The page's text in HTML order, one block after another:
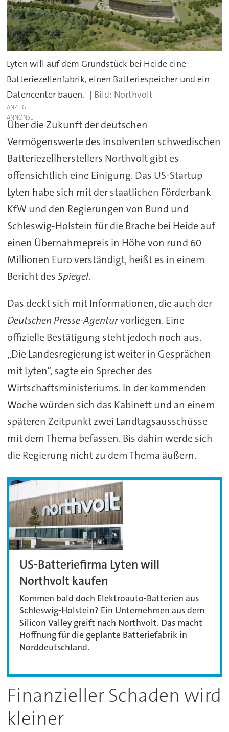
Lyten will auf dem Grundstück bei Heide eine
Batteriezellenfabrik, einen Batteriespeicher und ein
Datencenter bauen.
Northvolt
ANZEIGE
Über die Zukunft der deutschen
Vermögenswerte des insolventen schwedischen
Batteriezellherstellers Northvolt gibt es
offensichtlich eine Einigung. Das US-Startup
Lyten habe sich mit der staatlichen Förderbank
KfW und den Regierungen von Bund und
Schleswig-Holstein für die Brache bei Heide auf
einen Übernahmepreis in Höhe von rund 60
Millionen Euro verständigt, heißt es in einem
Bericht desSpiegel.
Das deckt sich mit Informationen, die auch der
Deutschen Presse-Agenturvorliegen. Eine
offizielle Bestätigung steht jedoch noch aus.
„Die Landesregierung ist weiter in Gesprächen
mit Lyten“, sagte ein Sprecher des
Wirtschaftsministeriums. In der kommenden
Woche würden sich das Kabinett und an einem
späteren Zeitpunkt zwei Landtagsausschüsse
mit dem Thema befassen. Bis dahin werde sich
die Regierung nicht zu dem Thema äußern.
US-Batteriefirma Lyten will
Northvolt kaufen
Kommen bald doch Elektroauto-Batterien aus
Schleswig-Holstein? Ein Unternehmen aus dem
Silicon Valley greift nach Northvolt. Das macht
Hoffnung für die geplante Batteriefabrik in
Norddeutschland.
Finanzieller Schaden wird
kleiner